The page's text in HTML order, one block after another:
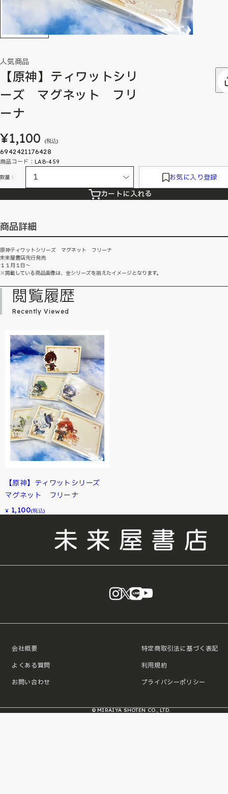
人気商品
【原神】ティワットシリ
ーズ マグネット フリ
ーナ
¥1,100 (税込)
6942421176428
商品コード：LAB-459
数量： お気に入り登録
カートに入れる
商品詳細
原神ティワットシリーズ マグネット フリーナ
未来屋書店先行発売
１１月１日～
※掲載している商品画像は、全シリーズを揃えたイメージとなります。
閲覧履歴
Recently Viewed
【原神】ティワットシリーズ
マグネット フリーナ
¥ 1,100(税込)
instagram
X LINE
会社概要
よくある質問
お問い合わせ
特定商取引法に基づく表記
利用規約
プライバシーポリシー
© MIRAIYA SHOTEN CO., LTD.